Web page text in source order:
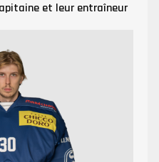
et leur entraîneur